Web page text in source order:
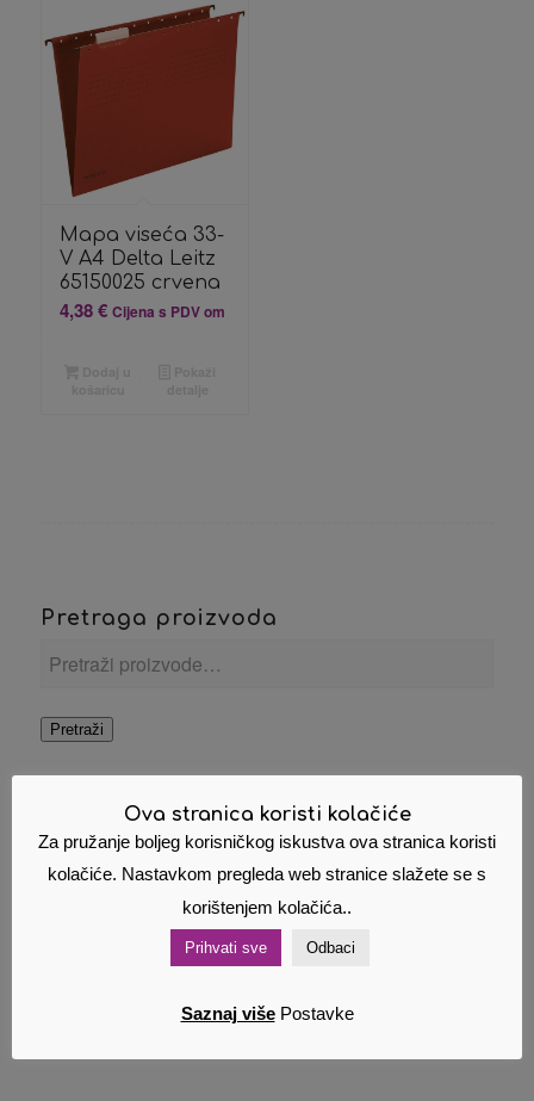
Mapa viseća 33-
V A4 Delta Leitz
65150025 crvena
4,38€ Cijena s PDV om
Pretraga proizvoda
Pretraži
Kategorije proizvoda
Proizvod Kuru toga
Proizvod Format
Ova stranica koristi kolačiće
Za pružanje boljeg korisničkog iskustva ova stranica koristi
kolačiće. Nastavkom pregleda web stranice slažete se s
korištenjem kolačića..
Prihvati sve Odbaci
Saznaj više Postavke